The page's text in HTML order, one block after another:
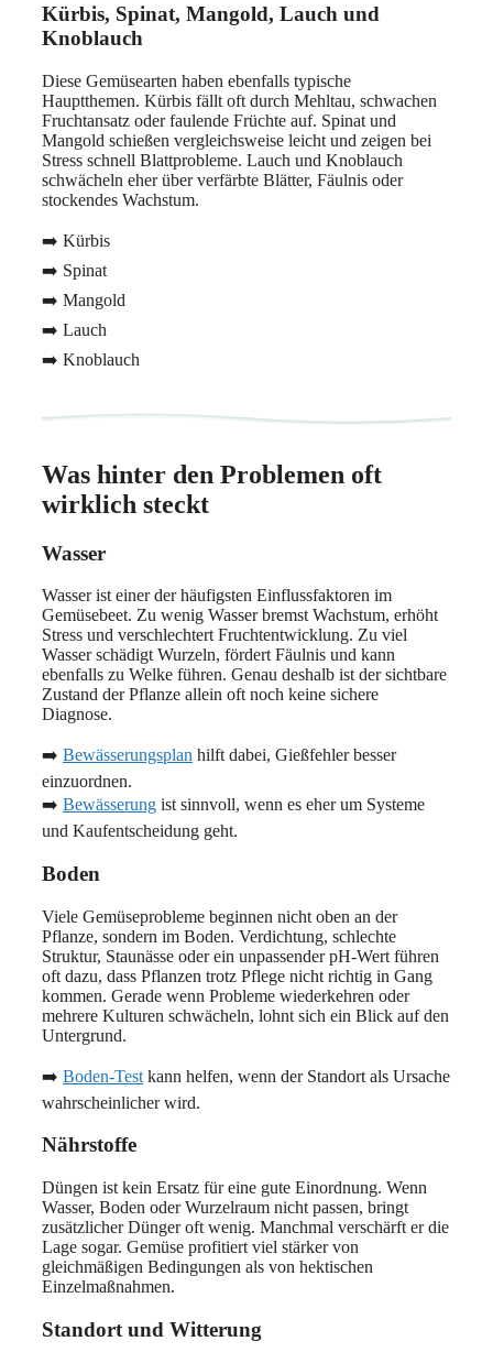
Kürbis, Spinat, Mangold, Lauch und
Knoblauch
Diese Gemüsearten haben ebenfalls typische
Hauptthemen. Kürbis fällt oft durch Mehltau, schwachen
Fruchtansatz oder faulende Früchte auf. Spinat und
Mangold schießen vergleichsweise leicht und zeigen bei
Stress schnell Blattprobleme. Lauch und Knoblauch
schwächeln eher über verfärbte Blätter, Fäulnis oder
stockendes Wachstum.
➡️ Kürbis
➡️ Spinat
➡️ Mangold
➡️ Lauch
➡️ Knoblauch
Was hinter den Problemen oft
wirklich steckt
Wasser
Wasser ist einer der häufigsten Einflussfaktoren im
Gemüsebeet. Zu wenig Wasser bremst Wachstum, erhöht
Stress und verschlechtert Fruchtentwicklung. Zu viel
Wasser schädigt Wurzeln, fördert Fäulnis und kann
ebenfalls zu Welke führen. Genau deshalb ist der sichtbare
Zustand der Pflanze allein oft noch keine sichere
Diagnose.
➡️ Bewässerungsplan hilft dabei, Gießfehler besser
einzuordnen.
➡️ Bewässerung ist sinnvoll, wenn es eher um Systeme
und Kaufentscheidung geht.
Boden
Viele Gemüseprobleme beginnen nicht oben an der
Pflanze, sondern im Boden. Verdichtung, schlechte
Struktur, Staunässe oder ein unpassender pH-Wert führen
oft dazu, dass Pflanzen trotz Pflege nicht richtig in Gang
kommen. Gerade wenn Probleme wiederkehren oder
mehrere Kulturen schwächeln, lohnt sich ein Blick auf den
Untergrund.
➡️ Boden-Test kann helfen, wenn der Standort als Ursache
wahrscheinlicher wird.
Nährstoffe
Düngen ist kein Ersatz für eine gute Einordnung. Wenn
Wasser, Boden oder Wurzelraum nicht passen, bringt
zusätzlicher Dünger oft wenig. Manchmal verschärft er die
Lage sogar. Gemüse profitiert viel stärker von
gleichmäßigen Bedingungen als von hektischen
Einzelmaßnahmen.
Standort und Witterung